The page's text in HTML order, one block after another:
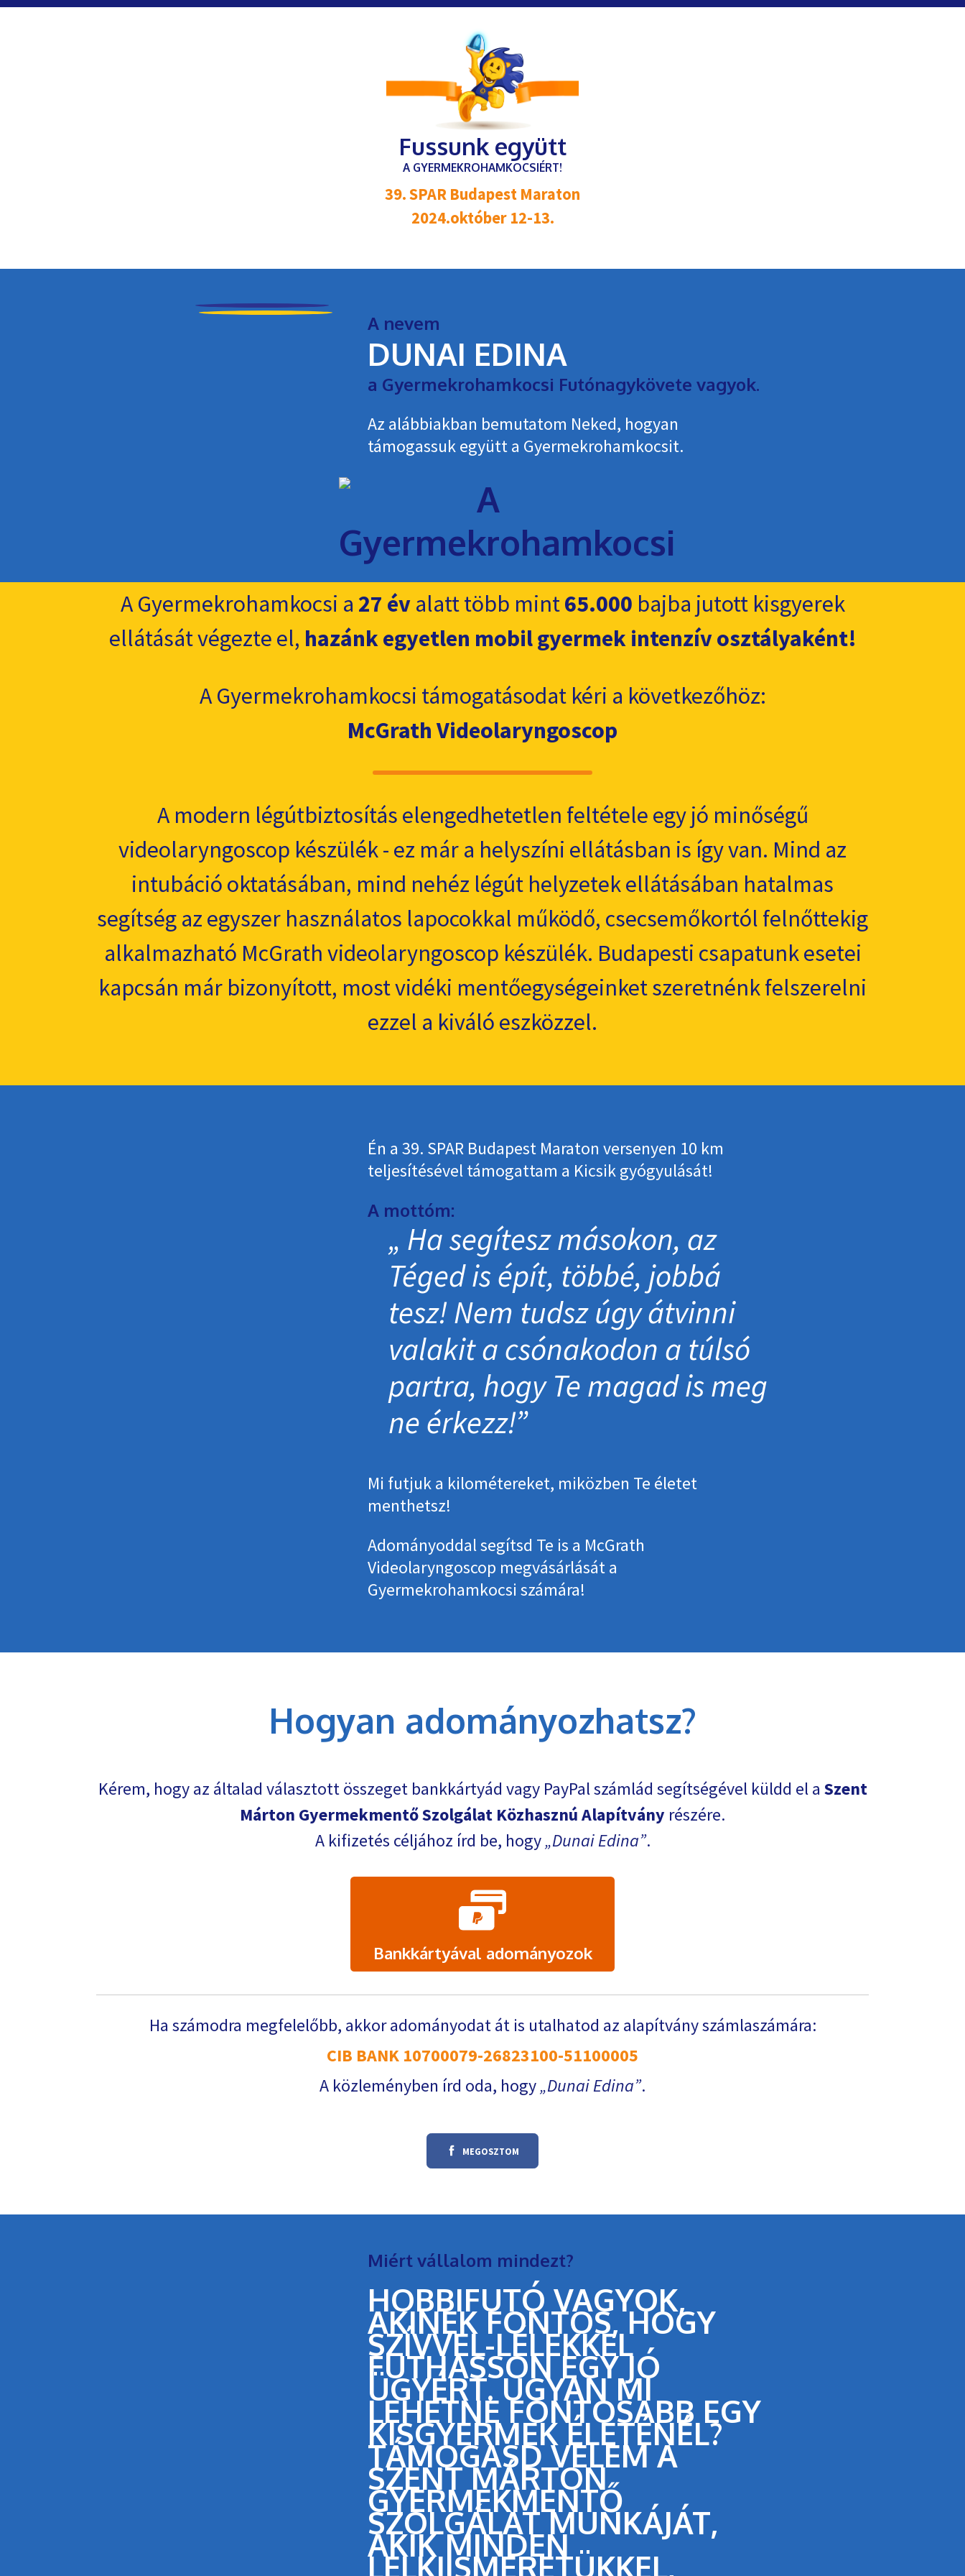
Fussunk együtt
A GYERMEKROHAMKOCSIÉRT!
39. SPAR Budapest Maraton
2024.október 12-13.
A nevem
DUNAI EDINA
a Gyermekrohamkocsi Futónagykövete vagyok.
Az alábbiakban bemutatom Neked, hogyan
támogassuk együtt a Gyermekroham­kocsit.
A Gyermekrohamkocsi a 27 évalatt több mint65.000 bajba jutott kisgyerek
ellátását végezte el, hazánk egyetlen mobil gyermek intenzív osztályaként!
A Gyermekrohamkocsi támogatásodat kéri a következőhöz:
McGrath Videolaryngoscop
A modern légútbiztosítás elengedhetetlen feltétele egy jó minőségű
videolaryngoscop készülék - ez már a helyszíni ellátásban is így van. Mind az
intubáció oktatásában, mind nehéz légút helyzetek ellátásában hatalmas
segítség az egyszer használatos lapocokkal működő, csecsemőkortól felnőttekig
alkalmazható McGrath videolaryngoscop készülék. Budapesti csapatunk esetei
kapcsán már bizonyított, most vidéki mentőegységeinket szeretnénk felszerelni
ezzel a kiváló eszközzel.
Én a 39. SPAR Budapest Maraton versenyen 10 km
teljesítésével támogattam a Kicsik gyógyulását!
A mottóm:
Ha segítesz másokon, az
Téged is épít, többé, jobbá
tesz! Nem tudsz úgy átvinni
valakit a csónakodon a túlsó
partra, hogy Te magad is meg
ne érkezz!
Mi futjuk a kilométereket, miközben Te életet
menthetsz!
Adományoddal segítsd Te is a McGrath
Videolaryngoscop megvásárlását a
Gyermekrohamkocsi számára!
Hogyan adományozhatsz?
Kérem, hogy az általad választott összeget bankkártyád vagy PayPal számlád segítségével küldd el a Szent
Márton Gyermekmentő Szolgálat Közhasznú Alapítvány részére.
A kifizetés céljához írd be, hogy Dunai Edina .
Bankkártyával adományozok
Ha számodra megfelelőbb, akkor adományodat át is utalhatod az alapítvány számlaszámára:
CIB BANK 10700079-26823100-51100005
A közleményben írd oda, hogy Dunai Edina .
MEGOSZTOM
Miért vállalom mindezt?
HOBBIFUTÓ VAGYOK,
AKINEK FONTOS, HOGY
SZÍVVEL-LÉLEKKEL
FUTHASSON EGY JÓ
ÜGYÉRT. UGYAN MI
LEHETNE FONTOSABB EGY
KISGYERMEK ÉLETÉNÉL?
TÁMOGASD VELEM A
SZENT MÁRTON
GYERMEKMENTŐ
SZOLGÁLAT MUNKÁJÁT,
AKIK MINDEN
LELKIISMERETÜKKEL,